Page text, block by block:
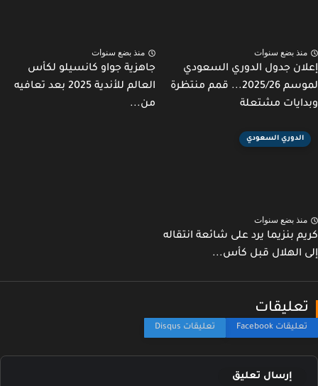
بضع سنوات
جدول الدوري السعودي
لموسم 2025/26... قمم منتظرة
مشتعلة
منذ بضع سنوات
جاهزية جواو كانسيلو لكأس
العالم للأندية 2025 بعد تعافيه
من...
الدوري السعودي
بضع سنوات
بنزيما يرد على شائعة انتقاله
الهلال قبل كأس...
إرسال تعليق